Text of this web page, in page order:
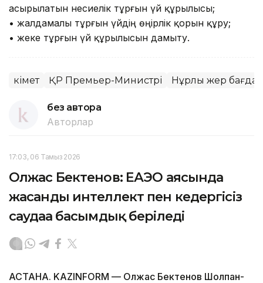
асырылатын несиелік тұрғын үй құрылысы;
• жалдамалы тұрғын үйдің өңірлік қорын құру;
• жеке тұрғын үй құрылысын дамыту.
Үкімет ҚР Премьер-Министрі Нұрлы жер
без автора
Авторлар
17:03, 06 Тамыз 2026
Олжас Бектенов: ЕАЭО аясында
жасанды интеллект пен кедергісіз
саудаға басымдық беріледі
АСТАНА. KAZINFORM — Олжас Бектенов Шолпан-